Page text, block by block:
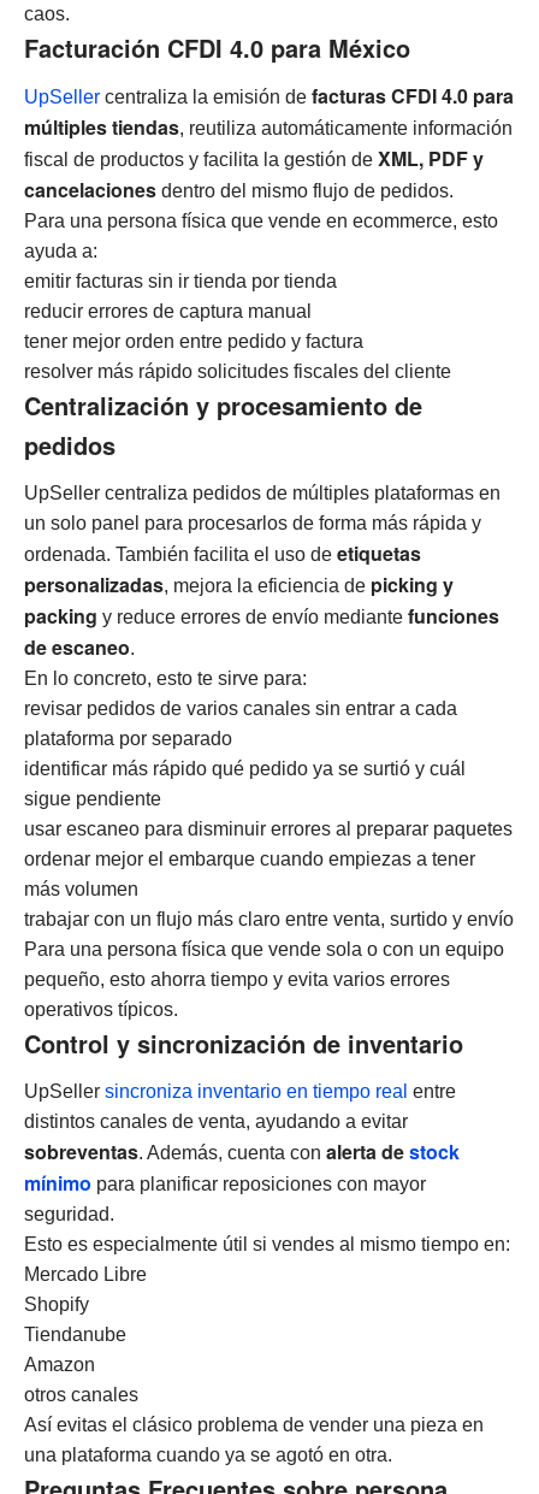
caos.
Facturación CFDI 4.0 para México
UpSeller centraliza la emisión de facturas CFDI 4.0 para
múltiples tiendas, reutiliza automáticamente información
fiscal de productos y facilita la gestión de XML, PDF y
cancelaciones dentro del mismo flujo de pedidos.
Para una persona física que vende en ecommerce, esto
ayuda a:
emitir facturas sin ir tienda por tienda
reducir errores de captura manual
tener mejor orden entre pedido y factura
resolver más rápido solicitudes fiscales del cliente
Centralización y procesamiento de
pedidos
UpSeller centraliza pedidos de múltiples plataformas en
un solo panel para procesarlos de forma más rápida y
ordenada. También facilita el uso de etiquetas
personalizadas, mejora la eficiencia de picking y
packing y reduce errores de envío mediante funciones
de escaneo.
En lo concreto, esto te sirve para:
revisar pedidos de varios canales sin entrar a cada
plataforma por separado
identificar más rápido qué pedido ya se surtió y cuál
sigue pendiente
usar escaneo para disminuir errores al preparar paquetes
ordenar mejor el embarque cuando empiezas a tener
más volumen
trabajar con un flujo más claro entre venta, surtido y envío
Para una persona física que vende sola o con un equipo
pequeño, esto ahorra tiempo y evita varios errores
operativos típicos.
Control y sincronización de inventario
UpSeller sincroniza inventario en tiempo real entre
distintos canales de venta, ayudando a evitar
sobreventas. Además, cuenta con alerta destock
mínimo para planificar reposiciones con mayor
seguridad.
Esto es especialmente útil si vendes al mismo tiempo en:
Mercado Libre
Shopify
Tiendanube
Amazon
otros canales
Así evitas el clásico problema de vender una pieza en
una plataforma cuando ya se agotó en otra.